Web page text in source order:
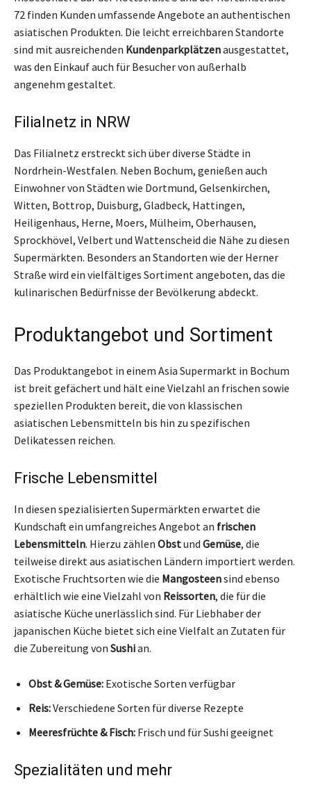
72 finden Kunden umfassende Angebote an authentischen
asiatischen Produkten. Die leicht erreichbaren Standorte
sind mit ausreichenden Kundenparkplätzenausgestattet,
was den Einkauf auch für Besucher von außerhalb
angenehm gestaltet.
Filialnetz in NRW
Das Filialnetz erstreckt sich über diverse Städte in
Nordrhein-Westfalen. Neben Bochum, genießen auch
Einwohner von Städten wie Dortmund, Gelsenkirchen,
Witten, Bottrop, Duisburg, Gladbeck, Hattingen,
Heiligenhaus, Herne, Moers, Mülheim, Oberhausen,
Sprockhövel, Velbert und Wattenscheid die Nähe zu diesen
Supermärkten. Besonders an Standorten wie der Herner
Straße wird ein vielfältiges Sortiment angeboten, das die
kulinarischen Bedürfnisse der Bevölkerung abdeckt.
Produktangebot und Sortiment
Das Produktangebot in einem Asia Supermarkt in Bochum
ist breit gefächert und hält eine Vielzahl an frischen sowie
speziellen Produkten bereit, die von klassischen
asiatischen Lebensmitteln bis hin zu spezifischen
Delikatessen reichen.
Frische Lebensmittel
In diesen spezialisierten Supermärkten erwartet die
Kundschaft ein umfangreiches Angebot an frischen
Lebensmitteln. Hierzu zählen Obstund Gemüse, die
teilweise direkt aus asiatischen Ländern importiert werden.
Exotische Fruchtsorten wie die Mangosteensind ebenso
erhältlich wie eine Vielzahl von Reissorten, die für die
asiatische Küche unerlässlich sind. Für Liebhaber der
japanischen Küche bietet sich eine Vielfalt an Zutaten für
die Zubereitung von Sushian.
Obst & Gemüse: Exotische Sorten verfügbar
Reis:Verschiedene Sorten für diverse Rezepte
Meeresfrüchte & Fisch: Frisch und für Sushi geeignet
Spezialitäten und mehr